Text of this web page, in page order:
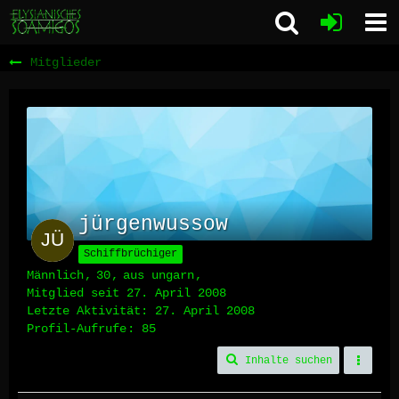
Mitglieder
jürgenwussow
Schiffbrüchiger
Männlich 30
aus ungarn
Mitglied seit 27. April 2008
Letzte Aktivität: 27. April 2008
Profil-Aufrufe
85
Inhalte suchen